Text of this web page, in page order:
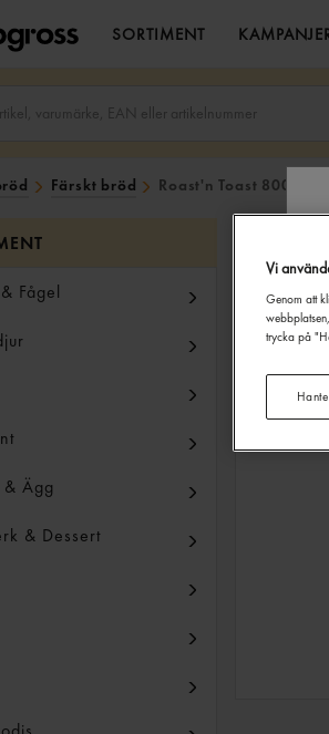
SORTIMENT
Färskt bröd Roast'n Toast 800g
Fågel
Ägg
& Dessert
Vi
Genom att
trycka på